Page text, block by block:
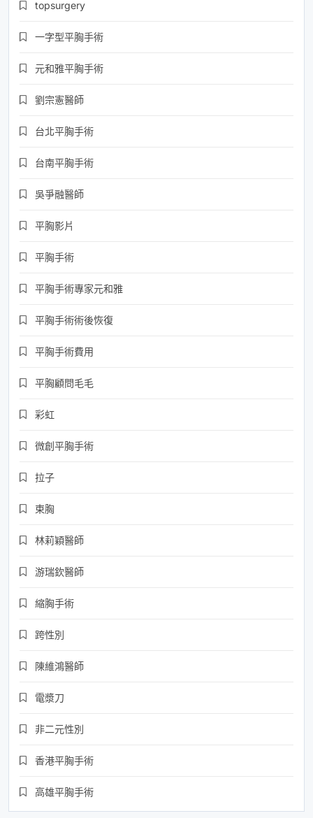
topsurgery
一字型平胸手術
元和雅平胸手術
劉宗憲醫師
台北平胸手術
台南平胸手術
吳爭融醫師
平胸影片
平胸手術
平胸手術專家元和雅
平胸手術術後恢復
平胸手術費用
平胸顧問毛毛
彩虹
微創平胸手術
拉子
束胸
林莉穎醫師
游瑞欽醫師
縮胸手術
跨性別
陳維鴻醫師
電漿刀
非二元性別
香港平胸手術
高雄平胸手術